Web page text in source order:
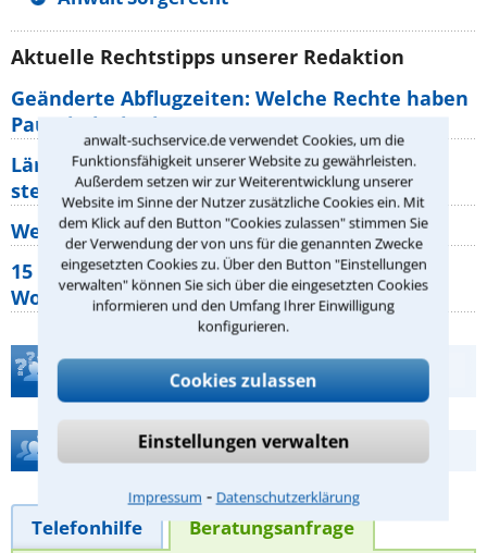
anwalt-suchservice.de verwendet Cookies, um die
Funktionsfähigkeit unserer Website zu gewährleisten.
Außerdem setzen wir zur Weiterentwicklung unserer
Website im Sinne der Nutzer zusätzliche Cookies ein. Mit
dem Klick auf den Button "Cookies zulassen" stimmen Sie
der Verwendung der von uns für die genannten Zwecke
eingesetzten Cookies zu. Über den Button "Einstellungen
verwalten" können Sie sich über die eingesetzten Cookies
informieren und den Umfang Ihrer Einwilligung
konfigurieren.
Cookies zulassen
Einstellungen verwalten
Impressum ⁃ Datenschutzerklärung
Aktuelle Rechtstipps unserer Redaktion
Geänderte Abflugzeiten: Welche Rechte haben
Pauschalurlauber?
Lärm von den Nachbarn: Welche Rechte
stehen mir zu?
Wer muss Zweitwohnungssteuer zahlen?
15 elementare Rechte, die jeder
Wohnungseigentümer kennen sollte
Teste Dein Rechtswissen
Hilfe bei Ihrer Anwaltsuche?
Telefonhilfe Beratungsanfrage